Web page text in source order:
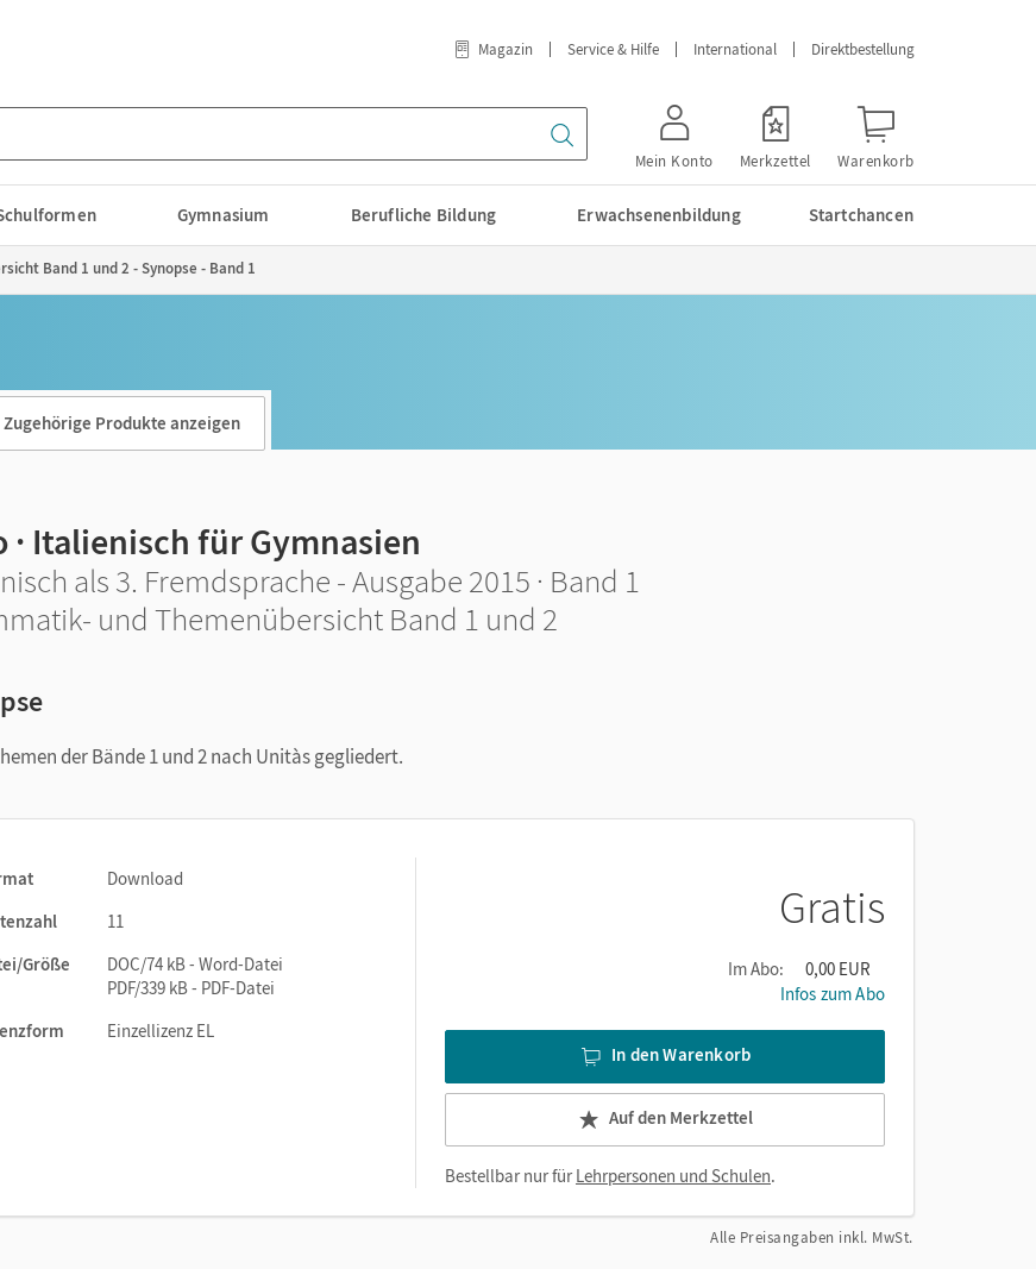
Magazin Service & Hilfe International Direktbestellung
Mein Konto Merkzettel Warenkorb
Gymnasium Berufliche Bildung Erwachsenenbildung Startchancen
Band 1 und 2 - Synopse - Band 1
Zugehörige Produkte anzeigen
· Italienisch für Gymnasien
als 3. Fremdsprache - Ausgabe 2015 · Band 1
und Themenübersicht Band 1 und 2
der Bände 1 und 2 nach Unitàs gegliedert.
Download
11
Größe
DOC/74 kB - Word-Datei
PDF/339 kB - PDF-Datei
Einzellizenz EL
Gratis
Im Abo:
0,00 EUR
Infos zum Abo
In den Warenkorb
Auf den Merkzettel
Bestellbar nur fürLehrpersonen und Schulen.
Alle Preisangaben inkl. MwSt.